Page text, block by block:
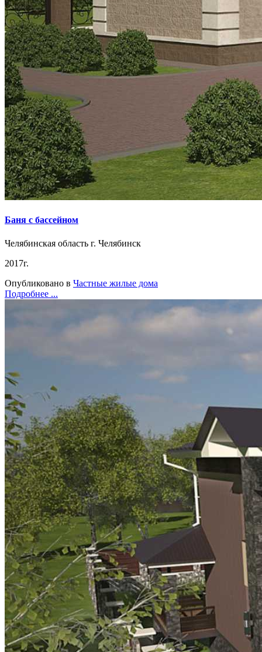
Баня с бассейном
Челябинская область г. Челябинск
2017г.
Опубликовано в Частные жилые дома
Подробнее ...